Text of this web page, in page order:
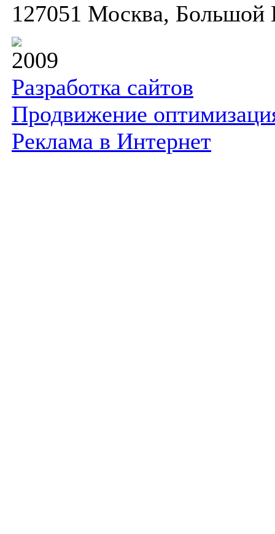
127051 Москва, Большой
2009
Разработка сайтов
Продвижение
Реклама в Интернет